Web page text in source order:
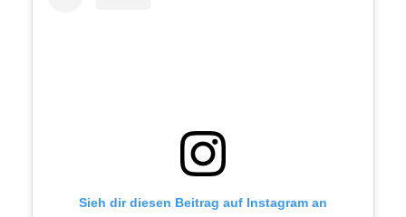
Sieh dir diesen Beitrag auf Instagram an